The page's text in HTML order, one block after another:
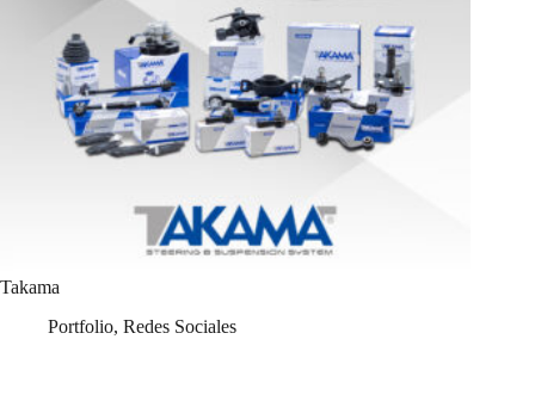
Takama
Portfolio, Redes Sociales